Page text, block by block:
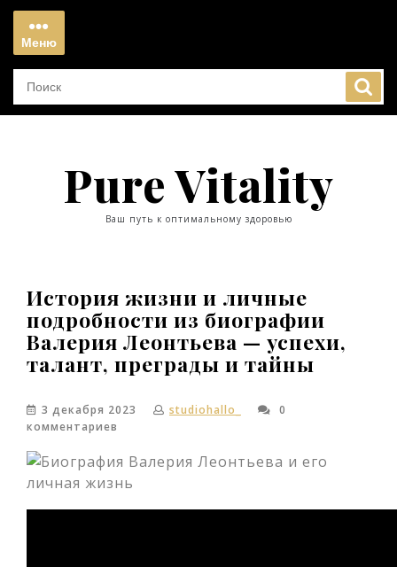
Перейти
содержимому
Меню
Меню
Pure Vitality
Ваш путь к оптимальному здоровью
История жизни и личные
подробности из биографии
Валерия Леонтьева — успехи,
талант, преграды и тайны
3 декабря 2023 studiohallo_
0
комментариев